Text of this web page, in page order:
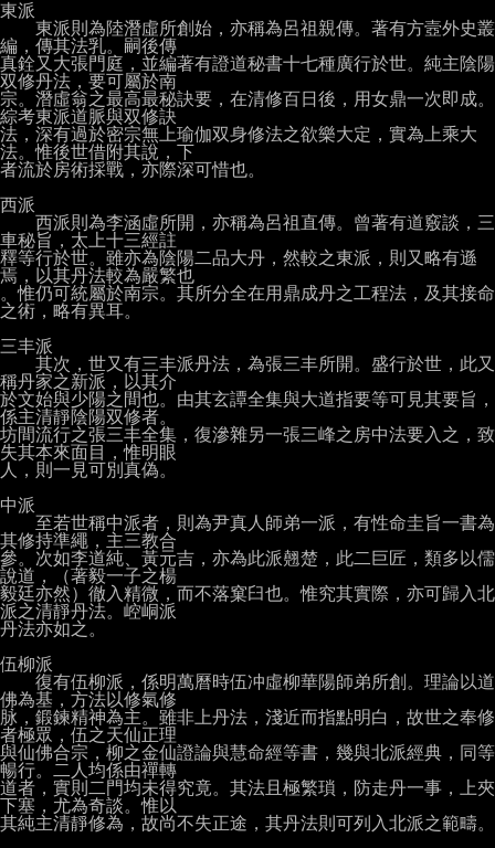
東派
東派則為陸潛虛所創始，亦稱為呂祖親傳。著有方壼外史叢
編，傳其法乳。嗣後傳
真銓又大張門庭，並編著有證道秘書十七種廣行於世。純主陰陽
双修丹法，要可屬於南
宗。潛虛翁之最高最秘訣要，在清修百日後，用女鼎一次即成。
綜考東派道脈與双修訣
法，深有過於密宗無上瑜伽双身修法之欲樂大定，實為上乘大
法。惟後世借附其說，下
者流於房術採戰，亦際深可惜也。
西派
西派則為李涵虛所開，亦稱為呂祖直傳。曾著有道竅談，三
車秘旨，太上十三經註
釋等行於世。雖亦為陰陽二品大丹，然較之東派，則又略有遜
焉，以其丹法較為嚴繁也
。惟仍可統屬於南宗。其所分全在用鼎成丹之工程法，及其接命
之術，略有異耳。
三丰派
其次，世又有三丰派丹法，為張三丰所開。盛行於世，此又
稱丹家之新派，以其介
於文始與少陽之間也。由其玄譚全集與大道指要等可見其要旨，
係主清靜陰陽双修者。
坊間流行之張三丰全集，復滲雜另一張三峰之房中法要入之，致
失其本來面目，惟明眼
人，則一見可別真偽。
中派
至若世稱中派者，則為尹真人師弟一派，有性命圭旨一書為
其修持準繩，主三教合
參。次如李道純、黃元吉，亦為此派翹楚，此二巨匠，類多以儒
說道，（著毅一子之楊
毅廷亦然）徹入精微，而不落窠臼也。惟究其實際，亦可歸入北
派之清靜丹法。崆峒派
丹法亦如之。
伍柳派
復有伍柳派，係明萬曆時伍冲虛柳華陽師弟所創。理論以道
佛為基，方法以修氣修
脉，鍛鍊精神為主。雖非上丹法，淺近而指點明白，故世之奉修
者極眾，伍之天仙正理
與仙佛合宗，柳之金仙證論與慧命經等書，幾與北派經典，同等
暢行。二人均係由禪轉
道者，實則二門均未得究竟。其法且極繁瑣，防走丹一事，上夾
下塞，尤為奇談。惟以
其純主清靜修為，故尚不失正途，其丹法則可列入北派之範疇。